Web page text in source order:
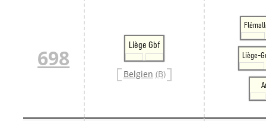
698
Liège Gbf
Belgien (B)
Liège-